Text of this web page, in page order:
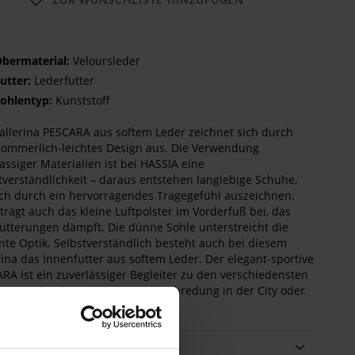
Veloursleder
Lederfutter
Kunststoff
PESCARA aus softem Leder zeichnet sich durch
leichtes Design aus. Die Verwendung
Materialien ist bei HASSIA eine
– daraus entstehen langlebige Schuhe,
durch ein hervorragendes Tragegefühl auszeichnen.
auch das kleine Luftpolster im Vorderfuß bei, das
dämpft. Die dünne Sohle unterstreicht die
Optik. Selbstverständlich besteht auch bei diesem
das Innenfutter aus softem Leder. Der elegant-sportive
ist ein zuverlässiger Begleiter zu den verschiedensten
und Styles, ob bei einer Verabredung in der City oder